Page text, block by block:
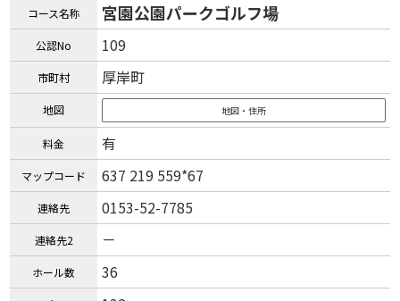
コース名称 宮園公園パークゴルフ場
公認No 109
市町村 厚岸町
地図 地図・住所
料金 有
マップコード 637 219 559*67
連絡先 0153-52-7785
連絡先2 －
ホール数 36